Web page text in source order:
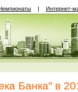
| Интернет-
Банка" в